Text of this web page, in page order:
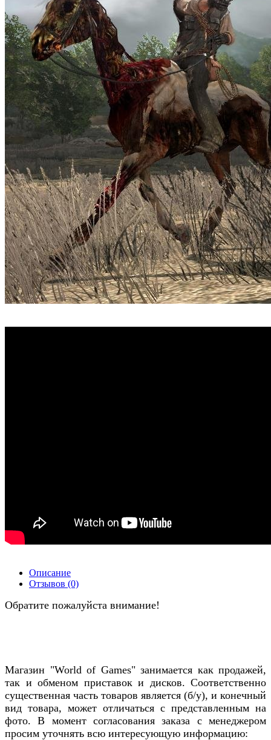
Описание
Отзывов (0)
Обратите пожалуйста внимание!
Магазин "World of Games" занимается как продажей,
так и обменом приставок и дисков. Соответственно
существенная часть товаров является (б/у), и конечный
вид товара, может отличаться с представленным на
фото. В момент согласования заказа с менеджером
просим уточнять всю интересующую информацию: